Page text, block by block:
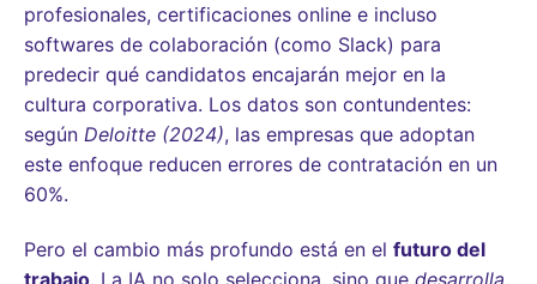
profesionales, certificaciones online e incluso
softwares de colaboración (como Slack) para
predecir qué candidatos encajarán mejor en la
cultura corporativa. Los datos son contundentes:
según Deloitte (2024), las empresas que adoptan
este enfoque reducen errores de contratación en un
60%.
Pero el cambio más profundo está en el futuro del